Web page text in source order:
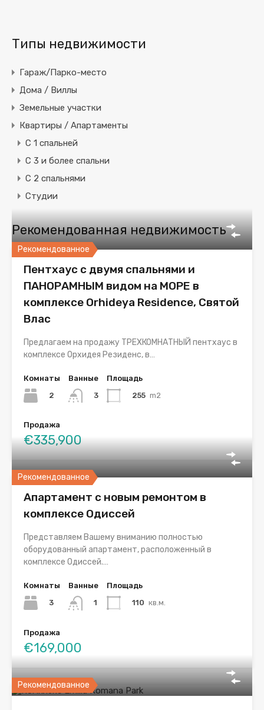
Типы недвижимости
Гараж/Парко-место
Дома / Виллы
Земельные участки
Квартиры / Апартаменты
C 1 спальней
C 3 и более спальни
С 2 спальнями
Студии
Рекомендованная недвижимость
Рекомендованное
Пентхаус с двумя спальнями и
ПАНОРАМНЫМ видом на МОРЕ в
комплексе Orhideya Residence, Святой
Влас
Предлагаем на продажу ТРЕХКОМНАТНЫЙ пентхаус в
комплексе Орхидея Резиденс, в…
Комнаты
2
Ванные
3
Площадь
255 m2
Продажа
€335,900
Рекомендованное
Апартамент с новым ремонтом в
комплексе Одиссей
Представляем Вашему вниманию полностью
оборудованный апартамент, расположенный в
комплексе Одиссей.…
Комнаты
3
Ванные
1
Площадь
110 кв.м.
Продажа
€169,000
Рекомендованное